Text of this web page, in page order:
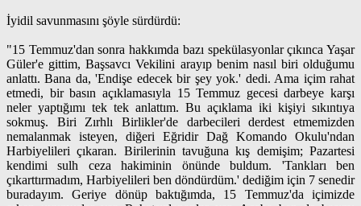
İyidil savunmasını şöyle sürdürdü:
"15 Temmuz'dan sonra hakkımda bazı spekülasyonlar çıkınca Yaşar
Güler'e gittim, Başsavcı Vekilini arayıp benim nasıl biri olduğumu
anlattı. Bana da, 'Endişe edecek bir şey yok.' dedi. Ama içim rahat
etmedi, bir basın açıklamasıyla 15 Temmuz gecesi darbeye karşı
neler yaptığımı tek tek anlattım. Bu açıklama iki kişiyi sıkıntıya
sokmuş. Biri Zırhlı Birlikler'de darbecileri derdest etmemizden
nemalanmak isteyen, diğeri Eğridir Dağ Komando Okulu'ndan
Harbiyelileri çıkaran. Birilerinin tavuğuna kış demişim; Pazartesi
kendimi sulh ceza hakiminin önünde buldum. 'Tankları ben
çıkarttırmadım, Harbiyelileri ben döndürdüm.' dediğim için 7 senedir
buradayım. Geriye dönüp baktığımda, 15 Temmuz'da içimizde